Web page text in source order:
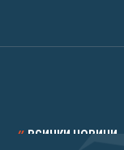
ВСИЧКИ НОВИНИ